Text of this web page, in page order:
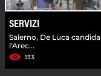
SERVIZI
Salerno, De Luca candida
l'Arec...
133